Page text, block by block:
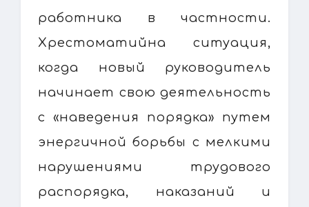
работника в частности.
Хрестоматийна ситуация,
когда новый руководитель
начинает свою деятельность
с «наведения порядка» путем
энергичной борьбы с мелкими
нарушениями трудового
распорядка, наказаний и